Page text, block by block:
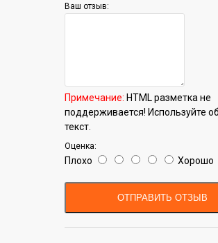
Ваш отзыв:
Примечание: HTML разметка не
поддерживается! Используйте
текст.
Оценка:
Плохо Хорошо
ОТПРАВИТЬ ОТЗЫВ